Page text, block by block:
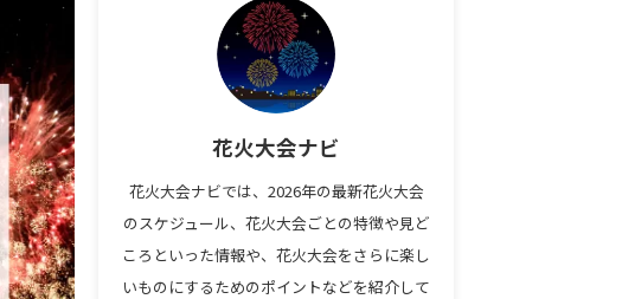
花火大会ナビ
花火大会ナビでは、2026年の最新花火大会
のスケジュール、花火大会ごとの特徴や見ど
ころといった情報や、花火大会をさらに楽し
いものにするためのポイントなどを紹介して